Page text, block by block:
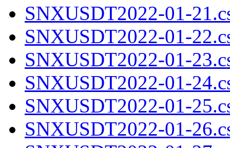
SNXUSDT2022-01-
SNXUSDT2022-01-
SNXUSDT2022-01-
SNXUSDT2022-01-
SNXUSDT2022-01-
SNXUSDT2022-01-